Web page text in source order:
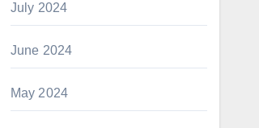
July 2024
June 2024
May 2024